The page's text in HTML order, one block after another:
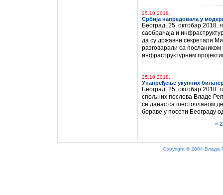
25.10.2018.
Србија напредовала у
Београд, 25. октобар 2018.
саобраћаја и
да су државни секретари
разговарали са
инфраструктурним
25.10.2018.
Унапређење укупних
Београд, 25. октобар 2018.
спољних послова Владе
се данас са шесточланом
бораве у посети Београду
« 2
Copyright © 2004 Влада